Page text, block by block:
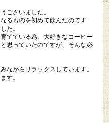
ございました。
るものを初めて飲んだのです
た。
てている為、大好きなコーヒー
思っていたのですが、そんな必
ながらリラックスしています。
す。